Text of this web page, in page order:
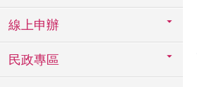
線上申辦
民政專區